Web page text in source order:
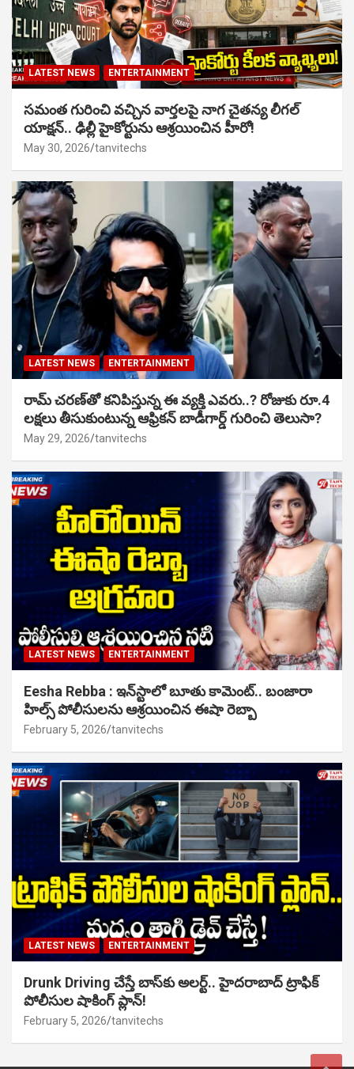
LATEST NEWS ENTERTAINMENT
సమంత గురించి వచ్చిన వార్తలపై నాగ చైతన్య లీగల్
యాక్షన్.. ఢిల్లీ హైకోర్టును ఆశ్రయించిన హీరో!
May 30, 2026 tanvitechs
LATEST NEWS ENTERTAINMENT
రామ్ చరణ్‌తో కనిపిస్తున్న ఈ వ్యక్తి ఎవరు..? రోజుకు రూ.4
లక్షలు తీసుకుంటున్న ఆఫ్రికన్ బాడీగార్డ్ గురించి తెలుసా?
May 29, 2026 tanvitechs
LATEST NEWS ENTERTAINMENT
Eesha Rebba : ఇన్‌స్టాలో బూతు కామెంట్.. బంజారా
హిల్స్ పోలీసులను ఆశ్రయించిన ఈషా రెబ్బా
February 5, 2026 tanvitechs
LATEST NEWS ENTERTAINMENT
Drunk Driving చేస్తే బాస్‌కు అలర్ట్.. హైదరాబాద్ ట్రాఫిక్
పోలీసుల షాకింగ్ ప్లాన్!
February 5, 2026 tanvitechs